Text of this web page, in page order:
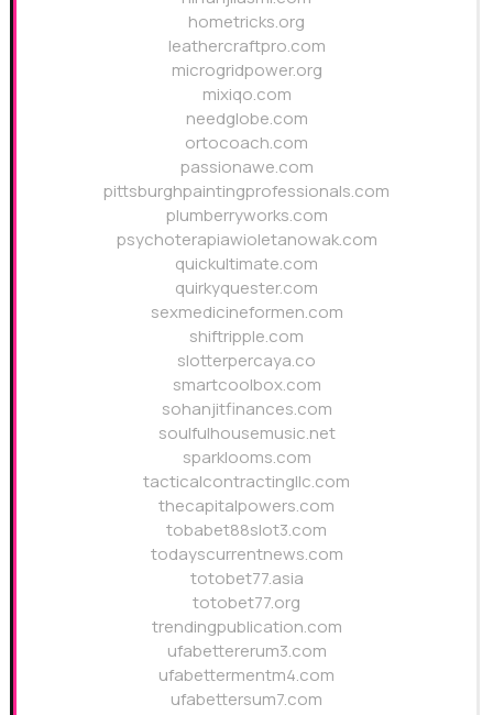
hometricks.org
leathercraftpro.com
microgridpower.org
mixiqo.com
needglobe.com
ortocoach.com
passionawe.com
pittsburghpaintingprofessionals.com
plumberryworks.com
psychoterapiawioletanowak.com
quickultimate.com
quirkyquester.com
sexmedicineformen.com
shiftripple.com
slotterpercaya.co
smartcoolbox.com
sohanjitfinances.com
soulfulhousemusic.net
sparklooms.com
tacticalcontractingllc.com
thecapitalpowers.com
tobabet88slot3.com
todayscurrentnews.com
totobet77.asia
totobet77.org
trendingpublication.com
ufabettererum3.com
ufabettermentm4.com
ufabettersum7.com